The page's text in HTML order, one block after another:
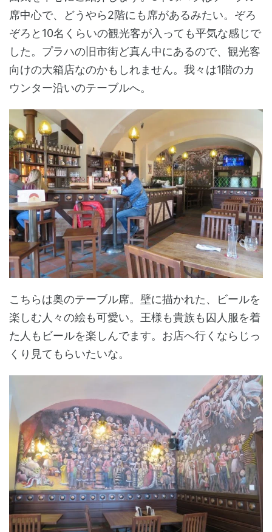
席中心で、どうやら2階にも席があるみたい。ぞろ
ぞろと10名くらいの観光客が入っても平気な感じで
した。プラハの旧市街ど真ん中にあるので、観光客
向けの大箱店なのかもしれません。我々は1階のカ
ウンター沿いのテーブルへ。
こちらは奥のテーブル席。壁に描かれた、ビールを
楽しむ人々の絵も可愛い。王様も貴族も囚人服を着
た人もビールを楽しんでます。お店へ行くならじっ
くり見てもらいたいな。